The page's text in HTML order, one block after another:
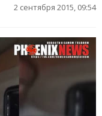
2 сентября 2015, 09:54